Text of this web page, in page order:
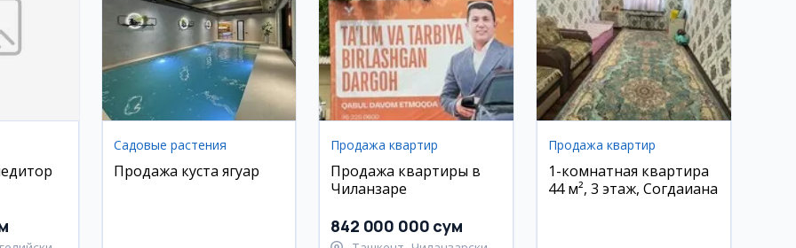
Садовые растения
Продажа куста ягуар
Продажа квартир
Продажа квартиры в
Чиланзаре
842 000 000 сум
Продажа квартир
1-комнатная квартира
44 м², 3 этаж, Согдаиана